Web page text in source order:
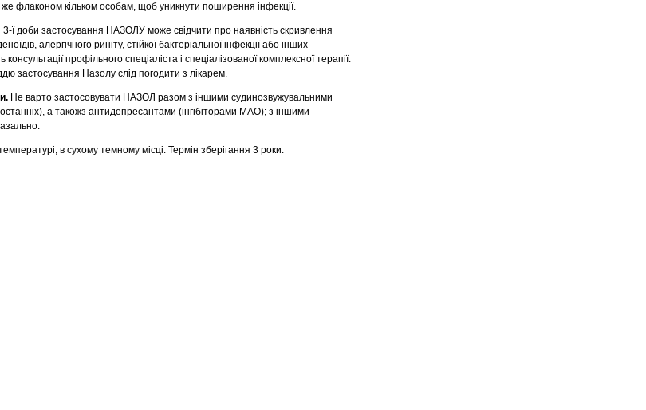
флаконом кільком особам, щоб уникнути поширення інфекції.
3-ї доби застосування НАЗОЛУ може свідчити про наявність скривлення
алергічного риніту, стійкої бактеріальної інфекції або інших
профільного спеціаліста і спеціалізованої комплексної терапії.
застосування Назолу слід погодити з лікарем.
Не варто застосовувати НАЗОЛ разом з іншими судинозвужувальними
а такожз антидепресантами (інгібіторами МАО); з іншими
в сухому темному місці. Термін зберігання 3 роки.